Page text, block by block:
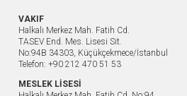
VAKIF
Halkalı Merkez Mah. Fatih Cd.
TASEV End. Mes. Lisesi Sit.
No:94B 34303, Küçükçekmece/İstanbul
Telefon: +90 212 470 51 53
MESLEK LİSESİ